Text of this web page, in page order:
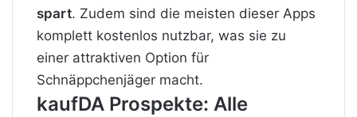
spart. Zudem sind die meisten dieser Apps
komplett kostenlos nutzbar, was sie zu
einer attraktiven Option für
Schnäppchenjäger macht.
kaufDA Prospekte: Alle